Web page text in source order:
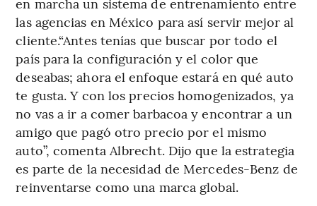
las agencias en México para así servir mejor al
cliente.“Antes tenías que buscar por todo el
país para la configuración y el color que
deseabas; ahora el enfoque estará en qué auto
te gusta. Y con los precios homogenizados, ya
no vas a ir a comer barbacoa y encontrar a un
amigo que pagó otro precio por el mismo
auto”, comenta Albrecht. Dijo que la estrategia
es parte de la necesidad de Mercedes-Benz de
reinventarse como una marca global.